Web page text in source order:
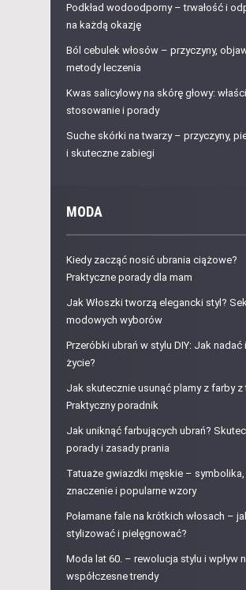
Podkład wodoodporny – trwałość i
na każdą okazję
Ból cebulek włosów – przyczyny,
metody leczenia
Kwas salicylowy na skórę głowy:
stosowanie i porady
Suche skórki na twarzy – przyczyny,
i skuteczne zabiegi
MODA
Kiedy zacząć nosić ubrania ciążowe?
Praktyczne porady dla mam
Jak Włoszki tworzą elegancki styl?
modowych wyborów
Przeróbki ubrań w stylu DIY: Jak nadać
życie?
Jak skutecznie usunąć plamy z farby z
Praktyczny poradnik
Jak uniknąć farbujących ubrań?
porady i zasady prania
Tatuaże gwiazdki męskie – symbolika,
znaczenie i popularne wzory
Połamane fale na krótkich włosach –
stylizować i pielęgnować?
Moda lat 60. – rewolucja stylu i wpływ
współczesne trendy